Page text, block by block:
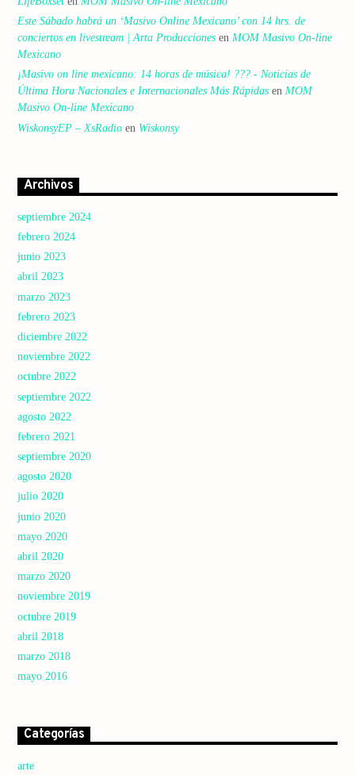
Este Sábado habrá un ‘Masivo Online Mexicano’ con 14 hrs. de
conciertos en livestream | Arta Producciones enMOM Masivo On-line
Mexicano
¡Masivo on line mexicano: 14 horas de música! ??? - Noticias de
Última Hora Nacionales e Internacionales Más Rápidas enMOM
Masivo On-line Mexicano
WiskonsyEP – XsRadio en Wiskonsy
Archivos
septiembre 2024
febrero 2024
junio 2023
abril 2023
marzo 2023
febrero 2023
diciembre 2022
noviembre 2022
octubre 2022
septiembre 2022
agosto 2022
febrero 2021
septiembre 2020
agosto 2020
julio 2020
junio 2020
mayo 2020
abril 2020
marzo 2020
noviembre 2019
octubre 2019
abril 2018
marzo 2018
mayo 2016
Categorías
arte